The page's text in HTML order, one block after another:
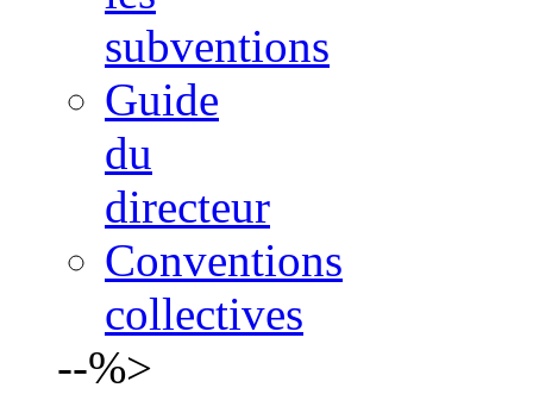
subventions
Guide
du
directeur
Conventions
collectives
--%>